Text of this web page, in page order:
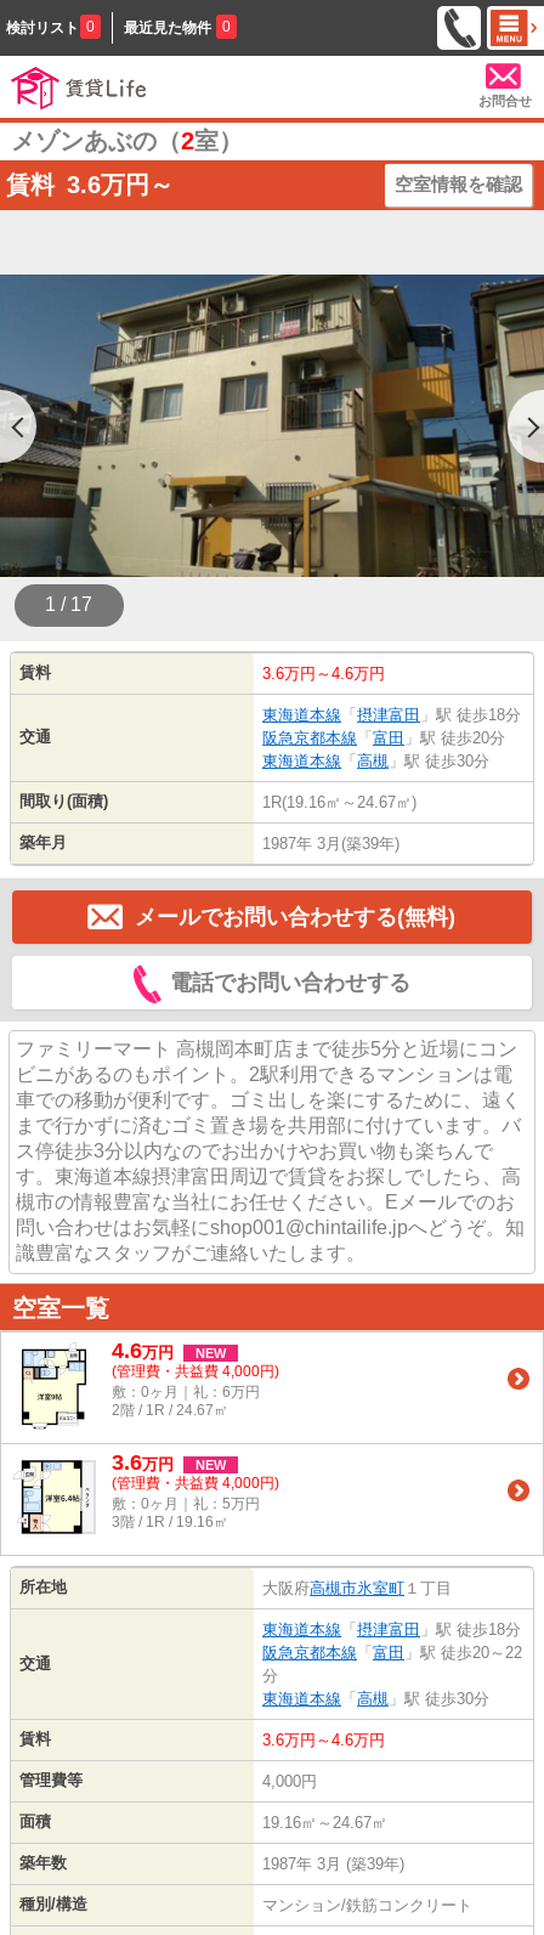
検討リスト 0 最近見た物件 0
お問合せ
メゾンあぶの（2室）
賃料 3.6万円～ 空室情報を確認
1 / 17
賃料 3.6万円～4.6万円
交通
東海道本線 「 摂津富田 」駅 徒歩18分
阪急京都本線 「 富田 」駅 徒歩20分
東海道本線 「 高槻 」駅 徒歩30分
間取り(面積) 1R(19.16㎡～24.67㎡)
築年月 1987年 3月(築39年)
メールでお問い合わせする(無料)
電話でお問い合わせする
ファミリーマート 高槻岡本町店まで徒歩5分と近場にコン
ビニがあるのもポイント。2駅利用できるマンションは電
車での移動が便利です。ゴミ出しを楽にするために、遠く
まで行かずに済むゴミ置き場を共用部に付けています。バ
ス停徒歩3分以内なのでお出かけやお買い物も楽ちんで
す。東海道本線摂津富田周辺で賃貸をお探しでしたら、高
槻市の情報豊富な当社にお任せください。Eメールでのお
問い合わせはお気軽にshop001@chintailife.jpへどうぞ。知
識豊富なスタッフがご連絡いたします。
空室一覧
4.6万円 NEW
(管理費・共益費 4,000円)
敷：0ヶ月｜礼：6万円
2階 / 1R / 24.67㎡
3.6万円 NEW
(管理費・共益費 4,000円)
敷：0ヶ月｜礼：5万円
3階 / 1R / 19.16㎡
所在地 大阪府高槻市氷室町 １丁目
交通
東海道本線 「 摂津富田 」駅 徒歩18分
阪急京都本線 「 富田 」駅 徒歩20～22
分
東海道本線 「 高槻 」駅 徒歩30分
賃料 3.6万円～4.6万円
管理費等 4,000円
面積 19.16㎡～24.67㎡
築年数 1987年 3月 (築39年)
種別/構造 マンション/鉄筋コンクリート